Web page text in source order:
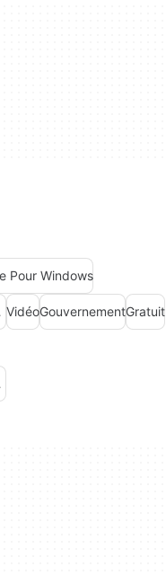
Pour Windows
VidéoGouvernementGratuit
7